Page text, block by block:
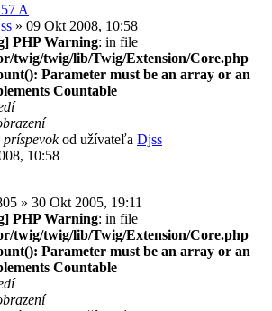
A
» 09 Okt 2008, 10:58
PHP Warning: in file
twig/twig/lib/Twig/Extension/Core.php
Parameter must be an array or an
Countable
príspevokod užívateľa Djss
10:58
» 30 Okt 2005, 19:11
PHP Warning: in file
twig/twig/lib/Twig/Extension/Core.php
Parameter must be an array or an
Countable